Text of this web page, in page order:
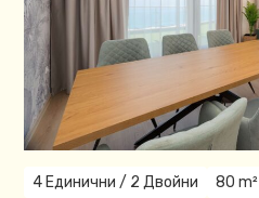
4 Единични / 2 Двойни 80 m²